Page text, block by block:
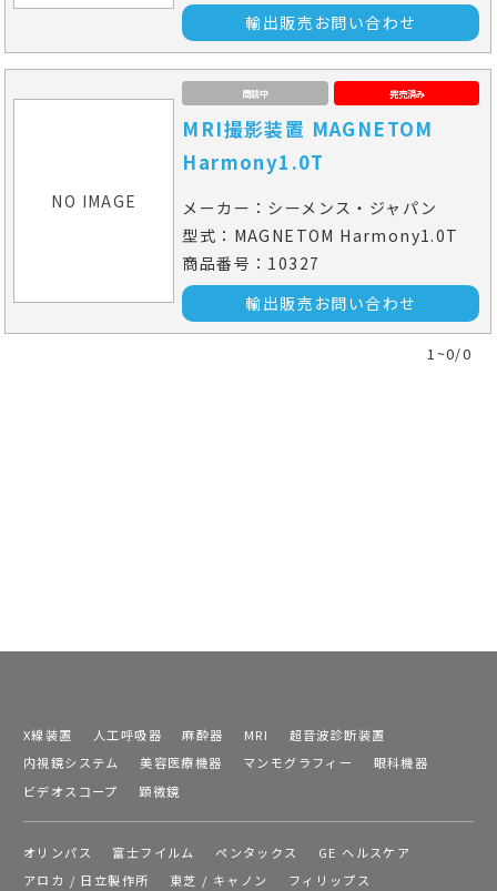
輸出販売お問い合わせ
NO IMAGE
商談中 完売済み
MRI撮影装置 MAGNETOM
Harmony1.0T
メーカー：シーメンス・ジャパン
型式：MAGNETOM Harmony1.0T
商品番号：10327
輸出販売お問い合わせ
1~0/0
X線装置 人工呼吸器 麻酔器 MRI
超音波診断装置
内視鏡システム
美容医療機器 マンモグラフィー
眼科機器
ビデオスコープ
顕微鏡
オリンパス 富士フイルム ペンタックス
GE ヘルスケア
アロカ / 日立製作所
東芝 / キャノン
フィリップス